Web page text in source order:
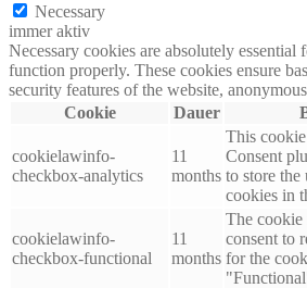
Necessary
immer aktiv
Necessary cookies are absolutely essential
function properly. These cookies ensure
security features of the website,
Cookie
Dauer
cookielawinfo-
checkbox-analytics
11
months
This
Consent
to store the
cookies in
cookielawinfo-
checkbox-functional
11
months
The
consent to
for the